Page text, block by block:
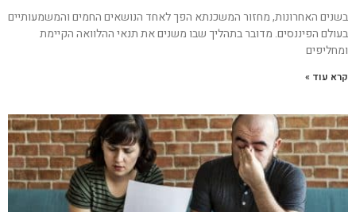
בשנים האחרונות, מחזור המשכנתא הפך לאחד הנושאים החמים והמשמעותיים
בעולם הפיננסים. מדובר בתהליך שבו משנים את תנאי ההלוואה הקיימת
ומחליפים
קרא עוד »